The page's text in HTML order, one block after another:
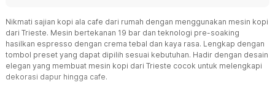
Nikmati sajian kopi ala cafe dari rumah dengan menggunakan mesin kopi
dari Trieste. Mesin bertekanan 19 bar dan teknologi pre-soaking
hasilkan espresso dengan crema tebal dan kaya rasa. Lengkap dengan
tombol preset yang dapat dipilih sesuai kebutuhan. Hadir dengan desain
elegan yang membuat mesin kopi dari Trieste cocok untuk melengkapi
dekorasi dapur hingga cafe.